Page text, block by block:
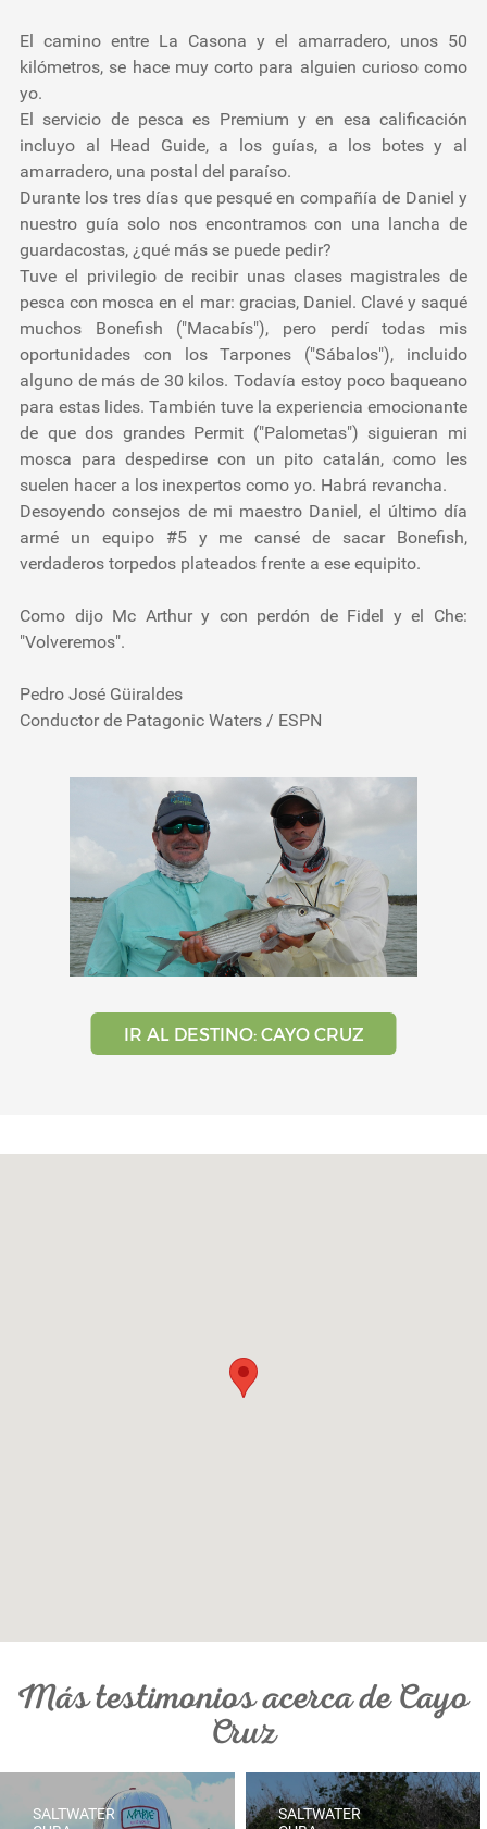
El camino entre La Casona y el amarradero, unos 50
kilómetros, se hace muy corto para alguien curioso como
yo.
El servicio de pesca es Premium y en esa calificación
incluyo al Head Guide, a los guías, a los botes y al
amarradero, una postal del paraíso.
Durante los tres días que pesqué en compañía de Daniel y
nuestro guía solo nos encontramos con una lancha de
guardacostas, ¿qué más se puede pedir?
Tuve el privilegio de recibir unas clases magistrales de
pesca con mosca en el mar: gracias, Daniel. Clavé y saqué
muchos Bonefish ("Macabís"), pero perdí todas mis
oportunidades con los Tarpones ("Sábalos"), incluido
alguno de más de 30 kilos. Todavía estoy poco baqueano
para estas lides. También tuve la experiencia emocionante
de que dos grandes Permit ("Palometas") siguieran mi
mosca para despedirse con un pito catalán, como les
suelen hacer a los inexpertos como yo. Habrá revancha.
Desoyendo consejos de mi maestro Daniel, el último día
armé un equipo #5 y me cansé de sacar Bonefish,
verdaderos torpedos plateados frente a ese equipito.
Como dijo Mc Arthur y con perdón de Fidel y el Che:
"Volveremos".
Pedro José Güiraldes
Conductor de Patagonic Waters / ESPN
IR AL DESTINO: CAYO CRUZ
Más testimonios acerca de Cayo
Cruz
SALTWATER
SALTWATER